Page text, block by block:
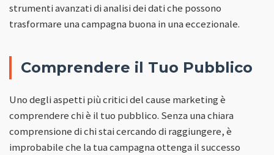
strumenti avanzati di analisi dei dati che possono
trasformare una campagna buona in una eccezionale.
Comprendere il Tuo Pubblico
Uno degli aspetti più critici del cause marketing è
comprendere chi è il tuo pubblico. Senza una chiara
comprensione di chi stai cercando di raggiungere, è
improbabile che la tua campagna ottenga il successo